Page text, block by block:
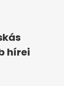
hírei